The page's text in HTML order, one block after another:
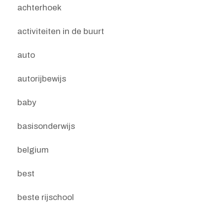
achterhoek
activiteiten in de buurt
auto
autorijbewijs
baby
basisonderwijs
belgium
best
beste rijschool